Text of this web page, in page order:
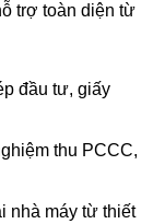
trợ toàn diện từ
đầu tư, giấy
thu PCCC,
nhà máy từ thiết